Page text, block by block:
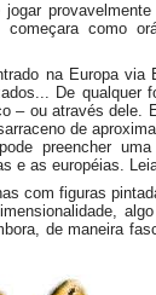
como
na Europa via
De qualquer
– ou através dele.
de
preencher
e as européias.
com figuras
de maneira